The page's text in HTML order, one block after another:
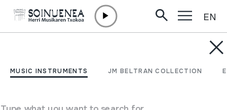
MUSIC INSTRUMENTS JM BELTRAN COLLECTION
EN
La diversidad musical de